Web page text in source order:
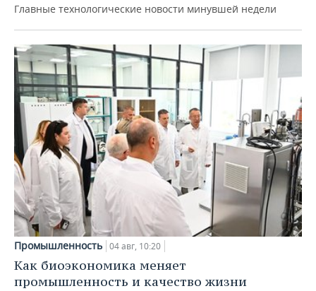
Главные технологические новости минувшей недели
Промышленность 04 авг, 10:20
Как биоэкономика меняет
промышленность и качество жизни